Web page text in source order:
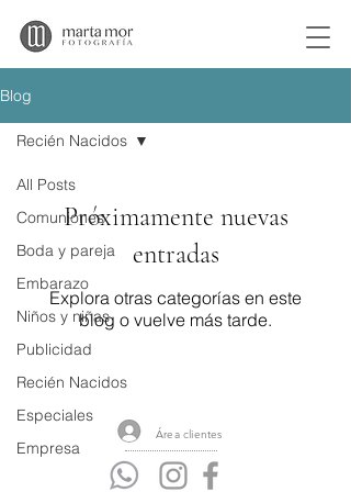
Blog
All Posts
Comuniones
Boda y pareja
Embarazo
Niños y niñas
Publicidad
Recién Nacidos
Especiales
Empresa
Recién Nacidos
Próximamente nuevas
entradas
Explora otras categorías en este
blog o vuelve más tarde.
​Área clientes